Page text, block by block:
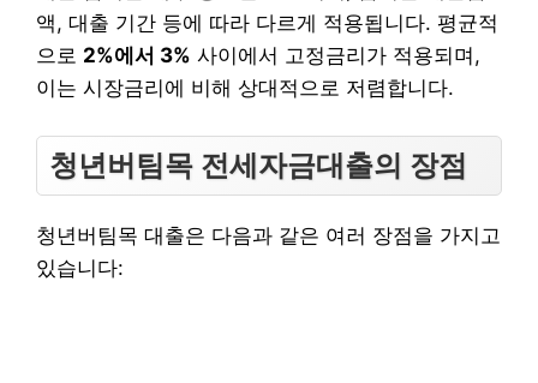
액, 대출 기간 등에 따라 다르게 적용됩니다. 평균적
으로 2%에서 3% 사이에서 고정금리가 적용되며,
이는 시장금리에 비해 상대적으로 저렴합니다.
청년버팀목 전세자금대출의 장점
청년버팀목 대출은 다음과 같은 여러 장점을 가지고
있습니다: